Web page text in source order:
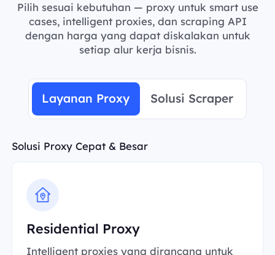
Pilih sesuai kebutuhan — proxy untuk smart use
cases, intelligent proxies, dan scraping API
dengan harga yang dapat diskalakan untuk
setiap alur kerja bisnis.
Layanan Proxy Solusi Scraper
Solusi Proxy Cepat & Besar
Residential Proxy
Intelligent proxies yang dirancang untuk